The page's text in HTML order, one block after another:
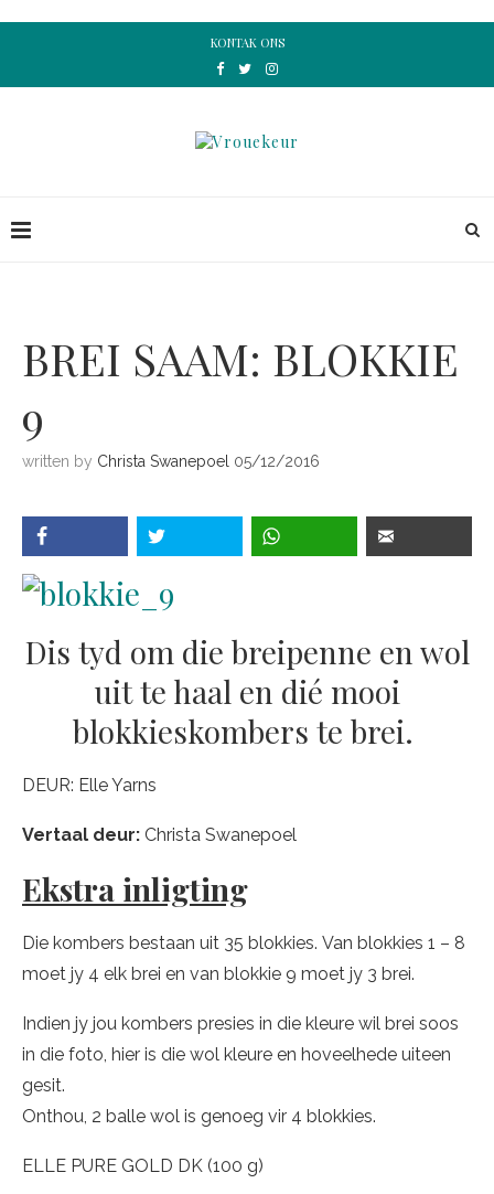
KONTAK ONS
BREI SAAM: BLOKKIE
9
written by Christa Swanepoel 05/12/2016
Dis tyd om die breipenne en wol
uit te haal en dié mooi
blokkieskombers te brei.
DEUR: Elle Yarns
Vertaal deur: Christa Swanepoel
Ekstra inligting
Die kombers bestaan uit 35 blokkies. Van blokkies 1 – 8
moet jy 4 elk brei en van blokkie 9 moet jy 3 brei.
Indien jy jou kombers presies in die kleure wil brei soos
in die foto, hier is die wol kleure en hoveelhede uiteen
gesit.
Onthou, 2 balle wol is genoeg vir 4 blokkies.
ELLE PURE GOLD DK (100 g)